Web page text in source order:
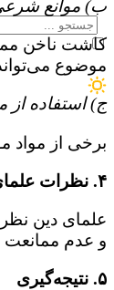
ب) موانع
کاشت ناخن
موضوع
ج) استفاده از
برخی از مواد
۴. نظرات علمای دین
علمای دین
و عدم ممانعت
۵. نتیجه‌گیری